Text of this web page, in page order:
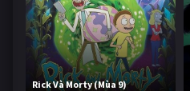
Rick Và Morty (Mùa 9)